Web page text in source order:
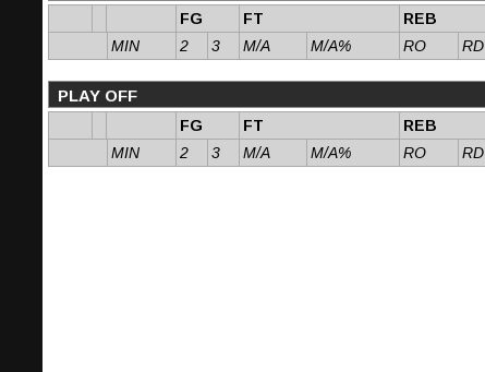
FG
FT REB
MIN
2 3 M/A M/A% RO RD
PLAY OFF
FG
FT REB
MIN
2 3 M/A M/A% RO RD